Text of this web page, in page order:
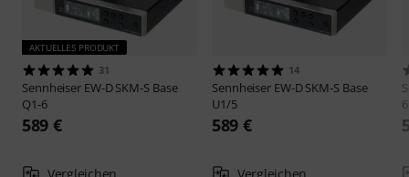
AKTUELLES PRODUKT
31
Sennheiser EW-D SKM-S Base
Q1-6
589 €
14
Sennheiser EW-D SKM-S Base
U1/5
589 €
6